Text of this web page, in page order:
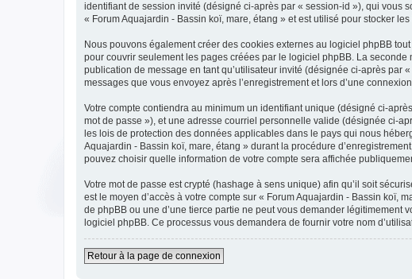
identifiant de session invité (désigné ci-après par « session-id »), qui vous
« Forum Aquajardin - Bassin koï, mare, étang » et est utilisé pour stocker
Nous pouvons également créer des cookies externes au logiciel phpBB
pour couvrir seulement les pages créées par le logiciel phpBB. La
publication de message en tant qu’utilisateur invité (désignée ci-après par
messages que vous envoyez après l’enregistrement et lors d’une
Votre compte contiendra au minimum un identifiant unique (désigné ci-
mot de passe »), et une adresse courriel personnelle valide (désignée ci-
les lois de protection des données applicables dans le pays qui nous
Aquajardin - Bassin koï, mare, étang » durant la procédure
pouvez choisir quelle information de votre compte sera affichée
Votre mot de passe est crypté (hashage à sens unique) afin qu’il soit
est le moyen d’accès à votre compte sur « Forum Aquajardin - Bassin koï,
de phpBB ou une d’une tierce partie ne peut vous demander légitimement
logiciel phpBB. Ce processus vous demandera de fournir votre nom
Retour à la page de connexion